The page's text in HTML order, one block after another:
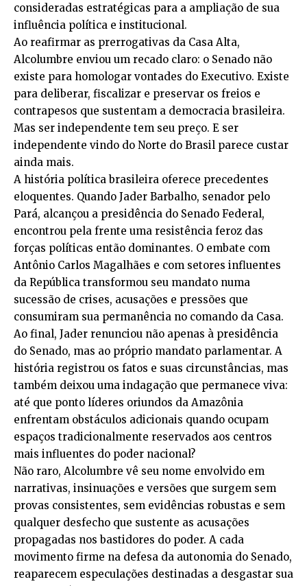
consideradas estratégicas para a ampliação de sua
influência política e institucional.
Ao reafirmar as prerrogativas da Casa Alta,
Alcolumbre enviou um recado claro: o Senado não
existe para homologar vontades do Executivo. Existe
para deliberar, fiscalizar e preservar os freios e
contrapesos que sustentam a democracia brasileira.
Mas ser independente tem seu preço. E ser
independente vindo do Norte do Brasil parece custar
ainda mais.
A história política brasileira oferece precedentes
eloquentes. Quando Jader Barbalho, senador pelo
Pará, alcançou a presidência do Senado Federal,
encontrou pela frente uma resistência feroz das
forças políticas então dominantes. O embate com
Antônio Carlos Magalhães e com setores influentes
da República transformou seu mandato numa
sucessão de crises, acusações e pressões que
consumiram sua permanência no comando da Casa.
Ao final, Jader renunciou não apenas à presidência
do Senado, mas ao próprio mandato parlamentar. A
história registrou os fatos e suas circunstâncias, mas
também deixou uma indagação que permanece viva:
até que ponto líderes oriundos da Amazônia
enfrentam obstáculos adicionais quando ocupam
espaços tradicionalmente reservados aos centros
mais influentes do poder nacional?
Não raro, Alcolumbre vê seu nome envolvido em
narrativas, insinuações e versões que surgem sem
provas consistentes, sem evidências robustas e sem
qualquer desfecho que sustente as acusações
propagadas nos bastidores do poder. A cada
movimento firme na defesa da autonomia do Senado,
reaparecem especulações destinadas a desgastar sua